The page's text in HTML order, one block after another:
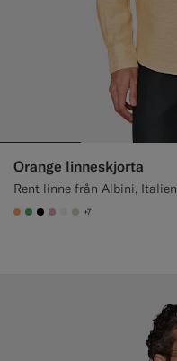
Orange linneskjorta
Rent linne från Albini, Italien
#F9AA62
#50AA6A
#000000
#DAA1B6
#F1EFE8
#D7D1C3
+7